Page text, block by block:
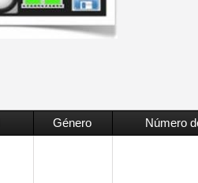
Género Número